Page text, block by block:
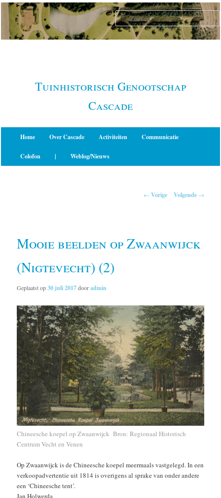
Spring
naar
primaire
Tuinhistorisch Genootschap
Cascade
Home Over Cascade Activiteiten Communicatie
Colofon | Weblog/Nieuws
← Vorige Volgende →
Mooie beelden op Zwaanwijck
(Nigtevecht) (2)
Geplaatst op30 juli 2017dooradmin
Chineesche koepel op Zwaanwijck Bron: Regionaal Historisch
Centrum Vecht en Venen
Op Zwaanwijck is de Chineesche koepel meermaals vastgelegd. In een
verkoopadvertentie uit 1814 is overigens al sprake van onder andere
een ‘Chineesche tent’.
Jan Holwerda